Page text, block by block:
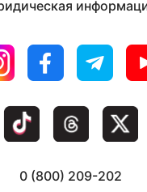
0 (800) 209-202